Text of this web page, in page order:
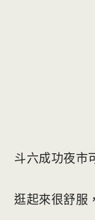
斗六成功夜市
逛起來很舒服